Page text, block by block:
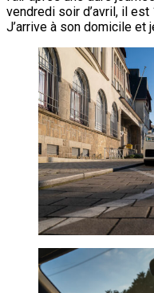
vendredi soir d’avril, il est
J’arrive à son domicile et